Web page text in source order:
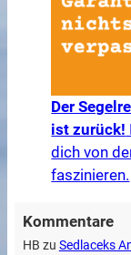
Der
ist zurück!
dich von
faszinieren.
Kommentare
HB zu Sedlaceks